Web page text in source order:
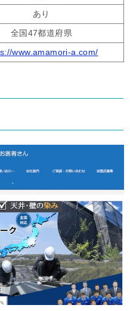
あり
全国47都道府県
www.amamori-a.com/